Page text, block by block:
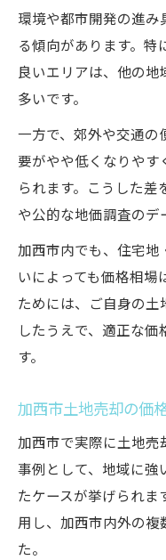
環境や都市開発の進み
る傾向があります。特
良いエリアは、他の地
多いです。
一方で、郊外や交通の
要がやや低くなりや
られます。こうした差
や公的な地価調査のデ
加西市内でも、住宅地
いによっても価格相場
ためには、ご自身の土
したうえで、適正な
す。
加西市土地売却の価
加西市で実際に土地売
事例として、地域に強
たケースが挙げられま
用し、加西市内外の複
た。